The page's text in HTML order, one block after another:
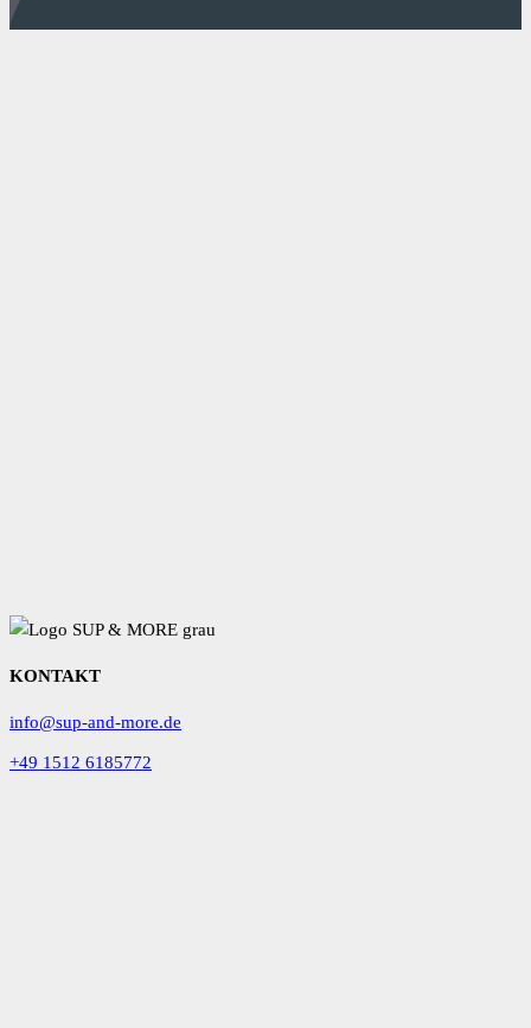
KONTAKT
info@sup-and-more.de
+49 1512 6185772